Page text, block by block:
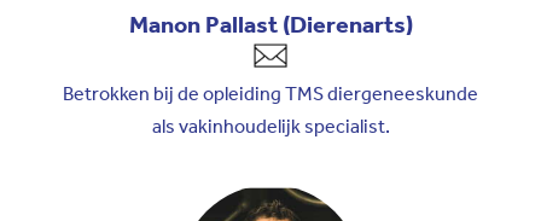
Manon Pallast (Dierenarts)
Betrokken bij de opleiding TMS diergeneeskunde
als vakinhoudelijk specialist.